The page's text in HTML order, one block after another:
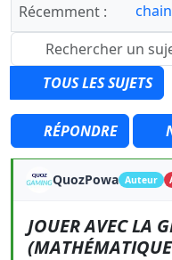
Récemment :
TOUS LES SUJETS
RÉPONDRE
QuozPowa Auteur
JOUER AVEC LA